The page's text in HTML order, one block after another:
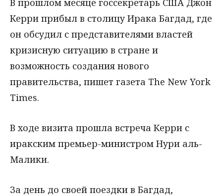
В прошлом месяце госсекретарь США Джон
Керри прибыл в столицу Ирака Багдад, где
он обсудил с представителями властей
кризисную ситуацию в стране и
возможность создания нового
правительства, пишет газета The New York
Times.
В ходе визита прошла встреча Керри с
иракским премьер-министром Нури аль-
Малики.
За день до своей поездки в Багдад,